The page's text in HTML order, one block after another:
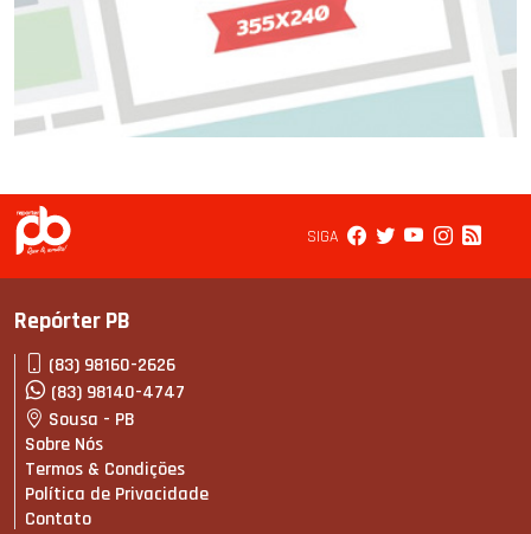
SIGA
Repórter PB
(83) 98160-2626
(83) 98140-4747
Sousa - PB
Sobre Nós
Termos & Condições
Política de Privacidade
Contato